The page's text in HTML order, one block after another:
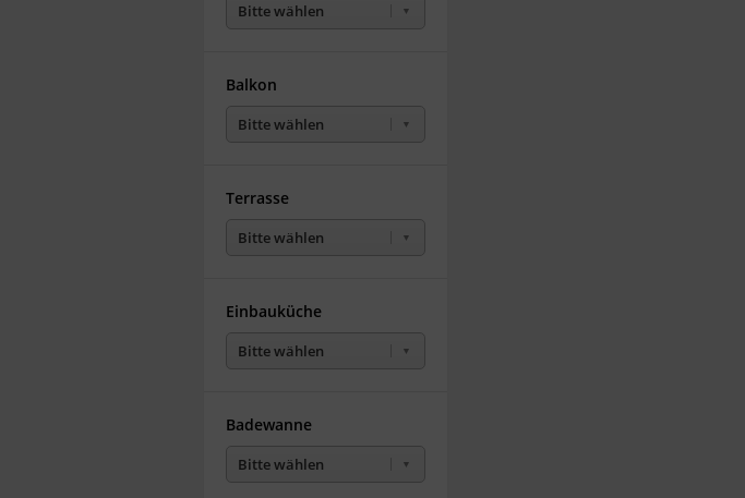
Bitte wählen
Balkon
Bitte wählen
Terrasse
Bitte wählen
Einbauküche
Bitte wählen
Badewanne
Bitte wählen